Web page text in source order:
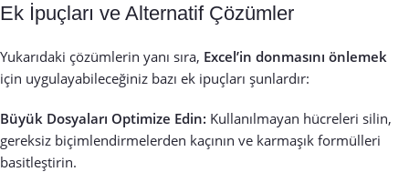
Ek İpuçları ve Alternatif Çözümler
Yukarıdaki çözümlerin yanı sıra, Excel’in donmasını önlemek
için uygulayabileceğiniz bazı ek ipuçları şunlardır:
Büyük Dosyaları Optimize Edin: Kullanılmayan hücreleri silin,
gereksiz biçimlendirmelerden kaçının ve karmaşık formülleri
basitleştirin.